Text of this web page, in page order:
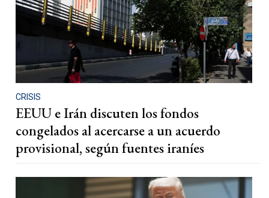
CRISIS
EEUU e Irán discuten los fondos
congelados al acercarse a un acuerdo
provisional, según fuentes iraníes